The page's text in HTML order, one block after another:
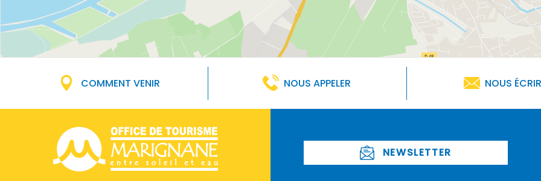
COMMENT VENIR NOUS APPELER NOUS
NEWSLETTER